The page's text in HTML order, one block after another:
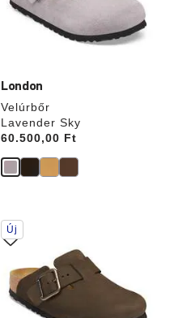
London
Velúrbőr
Lavender Sky
Price:
60.500,00 Ft
termékképet
A
színpalettával
való
interakció
frissíti
termékképet
Új